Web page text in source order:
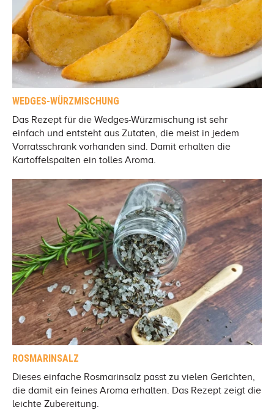
WEDGES-WÜRZMISCHUNG
Das Rezept für die Wedges-Würzmischung ist sehr
einfach und entsteht aus Zutaten, die meist in jedem
Vorratsschrank vorhanden sind. Damit erhalten die
Kartoffelspalten ein tolles Aroma.
ROSMARINSALZ
Dieses einfache Rosmarinsalz passt zu vielen Gerichten,
die damit ein feines Aroma erhalten. Das Rezept zeigt die
leichte Zubereitung.